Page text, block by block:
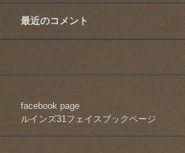
最近のコメント
facebook page
ルインズ31フェイスブックページ